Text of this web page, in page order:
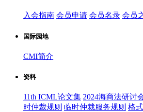
入会指南 会员申请 会员名录 会员
国际园地
CMI简介
资料
11th ICML论文集 2024海商法研讨
时仲裁规则 临时仲裁服务规则 格